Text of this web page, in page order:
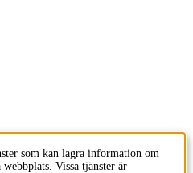
som kan lagra information om
Vissa tjänster är